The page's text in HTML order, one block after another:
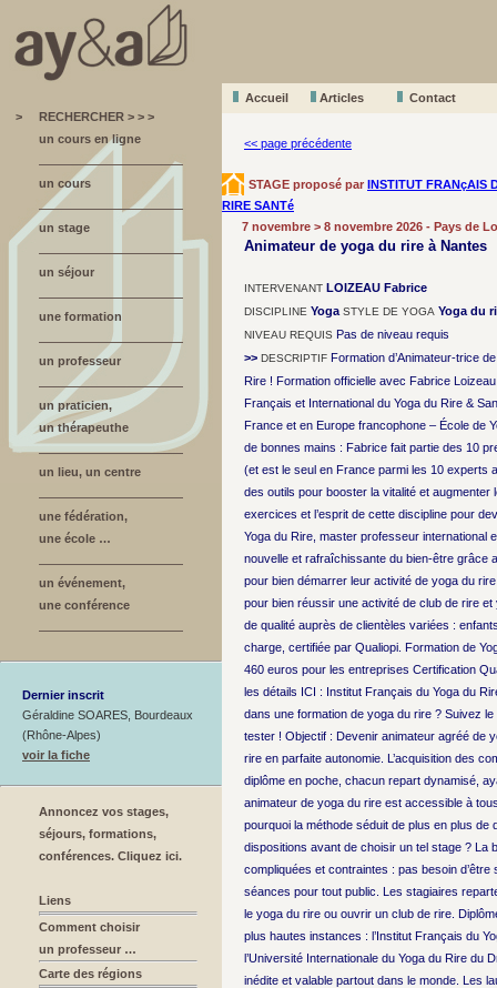
Accueil Articles
Contact
>
RECHERCHER > > >
un cours en ligne
un cours
un stage
un séjour
une formation
un professeur
un praticien,
un thérapeuthe
un lieu, un centre
une fédération,
une école …
un événement,
une conférence
Dernier inscrit
Géraldine SOARES, Bourdeaux
(Rhône-Alpes)
voir la fiche
Annoncez vos stages,
séjours, formations,
conférences. Cliquez ici.
Liens
Comment choisir
un professeur …
Carte des régions
<< page précédente
STAGE proposé par INSTITUT FRANçAIS
RIRE SANTé
7 novembre > 8 novembre 2026 - Pays de
Animateur de yoga du rire à Nantes
INTERVENANT LOIZEAU Fabrice
DISCIPLINE Yoga STYLE DE YOGA Yoga du
NIVEAU REQUIS Pas de niveau requis
>> DESCRIPTIF Formation d’Animateur-trice
Rire ! Formation officielle avec Fabrice
Français et International du Yoga du Rire &
France et en Europe francophone – École de
de bonnes mains : Fabrice fait partie des 10
(et est le seul en France parmi les 10 experts
des outils pour booster la vitalité et
exercices et l’esprit de cette discipline pour
Yoga du Rire, master professeur international
nouvelle et rafraîchissante du bien-être grâce
pour bien démarrer leur activité de yoga du
pour bien réussir une activité de club de rire
de qualité auprès de clientèles variées :
charge, certifiée par Qualiopi. Formation de
460 euros pour les entreprises Certification
les détails ICI : Institut Français du Yoga du
dans une formation de yoga du rire ? Suivez
tester ! Objectif : Devenir animateur agréé de
rire en parfaite autonomie. L’acquisition des
diplôme en poche, chacun repart dynamisé,
animateur de yoga du rire est accessible à
pourquoi la méthode séduit de plus en plus de
dispositions avant de choisir un tel stage ? La
compliquées et contraintes : pas besoin
séances pour tout public. Les stagiaires
le yoga du rire ou ouvrir un club de rire.
plus hautes instances : l’Institut Français du
l’Université Internationale du Yoga du Rire du
inédite et valable partout dans le monde. Les